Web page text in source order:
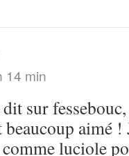
14 min
dit sur
aimé !
comme luciole